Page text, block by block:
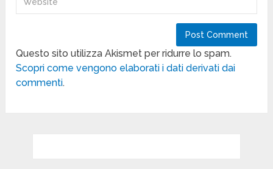
Questo sito utilizza Akismet per ridurre lo spam.
Scopri come vengono elaborati i dati derivati dai
commenti.